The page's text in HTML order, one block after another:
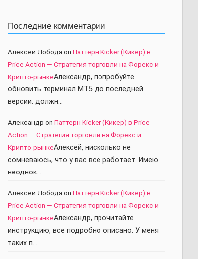
Последние комментарии
Алексей Лободаon Паттерн Kicker (Кикер) в
Price Action — Стратегия торговли на Форекс и
Крипто-рынкеАлександр, попробуйте
обновить терминал МТ5 до последней
версии. должн…
Александр on Паттерн Kicker (Кикер) в Price
Action — Стратегия торговли на Форекс и
Крипто-рынкеАлексей, нисколько не
сомневаюсь, что у вас всё работает. Имею
неоднок…
Алексей Лободаon Паттерн Kicker (Кикер) в
Price Action — Стратегия торговли на Форекс и
Крипто-рынкеАлександр, прочитайте
инструкцию, все подробно описано. У меня
таких п…